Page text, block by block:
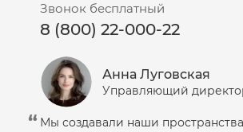
Звонок бесплатный
8 (800) 22-000-22
Анна Луговская
Управляющий
Мы создавали наши